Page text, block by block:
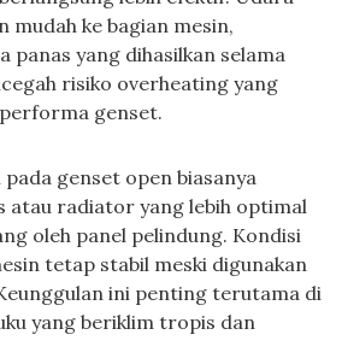
mudah ke bagian mesin,
panas yang dihasilkan selama
risiko overheating yang
genset.
genset open biasanya
atau radiator yang lebih optimal
oleh panel pelindung. Kondisi
tetap stabil meski digunakan
ini penting terutama di
yang beriklim tropis dan